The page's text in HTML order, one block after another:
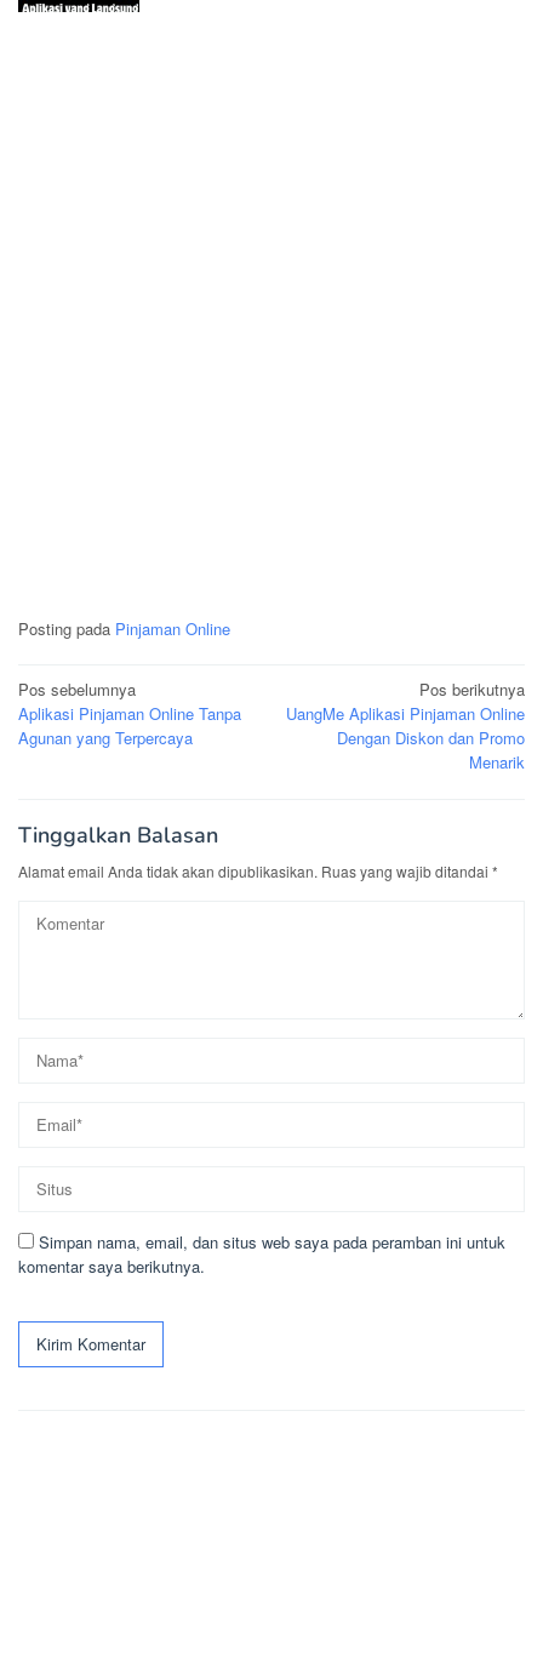
Posting pada Pinjaman Online
Navigasi
pos
Pos sebelumnya
Aplikasi Pinjaman Online Tanpa
Agunan yang Terpercaya
Pos berikutnya
UangMe Aplikasi Pinjaman Online
Dengan Diskon dan Promo
Menarik
Tinggalkan Balasan
Alamat email Anda tidak akan dipublikasikan. Ruas yang wajib ditandai *
Simpan nama, email, dan situs web saya pada peramban ini untuk
komentar saya berikutnya.